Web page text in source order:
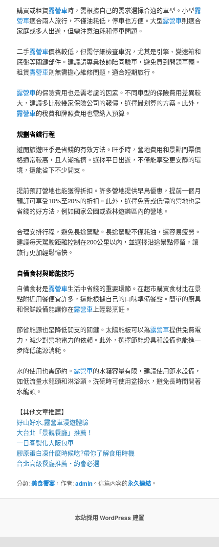
購買或租賃露營車時，需根據自己的需求選擇合適的車型。小型露
營車適合兩人旅行，不僅油耗低，停車也方便。大型露營車則適合
家庭或多人出遊，但需注意油耗和停車問題。
二手露營車價格較低，但需仔細檢查車況，尤其是引擎、變速箱和
底盤等關鍵部件。建議請專業技師陪同驗車，避免買到問題車輛。
租賃露營車則無需擔心維修問題，適合短期旅行。
露營車的保險費用也是需考慮的因素。不同車型的保險費用差異較
大，建議多比較幾家保險公司的報價，選擇最划算的方案。此外，
露營車的稅費和牌照費用也需納入預算。
規劃省錢行程
避開旅遊旺季是省錢的有效方法。旺季時，營地費用和景點門票價
格通常較高，且人潮擁擠。選擇平日出遊，不僅能享受更安靜的環
境，還能省下不少開支。
提前預訂營地也能獲得折扣。許多營地提供早鳥優惠，提前一個月
預訂可享受10%至20%的折扣。此外，選擇免費或低價的營地也是
省錢的好方法，例如國家公園或森林遊樂區內的營地。
合理安排行程，避免長途駕駛。長途駕駛不僅耗油，還容易疲勞。
建議每天駕駛距離控制在200公里以內，並選擇沿途景點停留，讓
旅行更加輕鬆愉快。
自備食材與節能技巧
自備食材是露營車生活中省錢的重要環節。在超市購買食材比在景
點附近用餐便宜許多，還能根據自己的口味準備餐點。簡單的廚具
和保鮮設備能讓你在露營車 上輕鬆烹飪。
節省能源也是降低開支的關鍵。太陽能板可以為露營車提供免費電
力，減少對營地電力的依賴。此外，選擇節能燈具和設備也能進一
步降低能源消耗。
水的使用也需節約。 露營車的水箱容量有限，建議使用節水設備，
如低流量水龍頭和淋浴頭。洗碗時可使用盆接水，避免長時間開著
水龍頭。
【其他文章推薦】
好山好水,露營車漫遊體驗
大台北「景觀餐廳」推薦！
一日客製化大阪包車
膠原蛋白凍什麼時候吃?帶你了解食用時機
台北高級餐廳推薦・約會必選
分類:美食饗宴 ，作者:admin 。這篇內容的永久連結 。
本站採用 WordPress 建置